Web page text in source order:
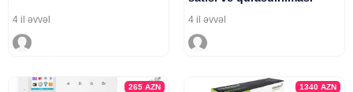
4 il əvvəl 4 il əvvəl
265AZN 1340 AZN